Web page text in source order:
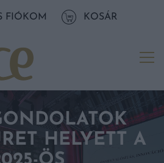
FIÓKOM KOSÁR
HELYETT A